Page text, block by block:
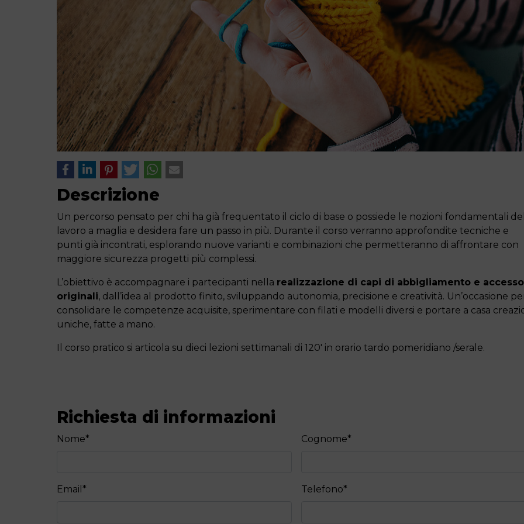
Descrizione
Un percorso pensato per chi ha già frequentato il ciclo di base o possiede le nozioni fondamentali del
lavoro a maglia e desidera fare un passo in più. Durante il corso verranno approfondite tecniche e
punti già incontrati, esplorando nuove varianti e combinazioni che permetteranno di affrontare con
maggiore sicurezza progetti più complessi.
L’obiettivo è accompagnare i partecipanti nella realizzazione di capi di abbigliamento e
originali, dall’idea al prodotto finito, sviluppando autonomia, precisione e creatività. Un’occasione
consolidare le competenze acquisite, sperimentare con filati e modelli diversi e portare a casa
uniche, fatte a mano.
Il corso pratico si articola su dieci lezioni settimanali di 120' in orario tardo pomeridiano /serale.
Richiesta di informazioni
Nome* Cognome*
Email * Telefono*